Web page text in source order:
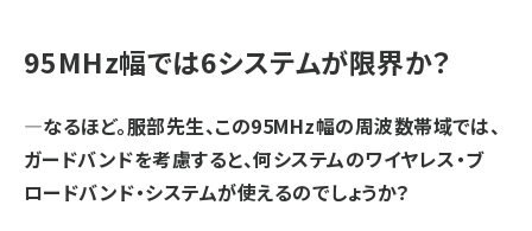
新井宏征 (294)
ngn (279)
大串 (222)
aitras (185)
95MHz幅では6システムが限界か？
—なるほど。服部先生、この95MHz幅の周波数帯域では、
ガードバンドを考慮すると、何システムのワイヤレス・ブ
ロードバンド・システムが使えるのでしょうか？